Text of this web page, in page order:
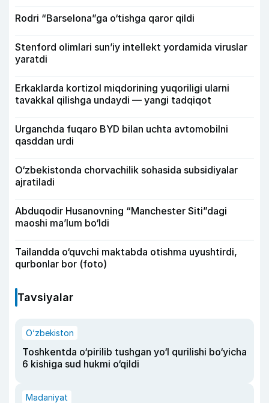
Rodri “Barselona”ga o‘tishga qaror qildi
Stenford olimlari sun’iy intellekt yordamida viruslar
yaratdi
Erkaklarda kortizol miqdorining yuqoriligi ularni
tavakkal qilishga undaydi — yangi tadqiqot
Urganchda fuqaro BYD bilan uchta avtomobilni
qasddan urdi
O‘zbekistonda chorvachilik sohasida subsidiyalar
ajratiladi
Abduqodir Husanovning “Manchester Siti”dagi
maoshi ma’lum bo‘ldi
Tailandda o‘quvchi maktabda otishma uyushtirdi,
qurbonlar bor (foto)
Tavsiyalar
O‘zbekiston
Toshkentda o‘pirilib tushgan yo‘l qurilishi bo‘yicha
6 kishiga sud hukmi o‘qildi
Madaniyat